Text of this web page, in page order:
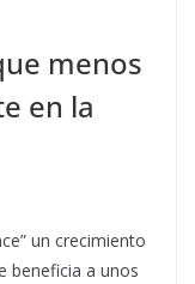
menos
en la
un crecimiento
beneficia a unos